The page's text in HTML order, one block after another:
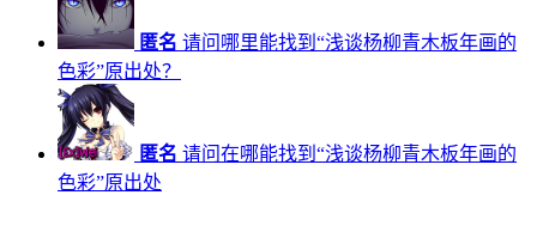
匿名 请问哪里能找到“浅谈杨柳青木板年画的
色彩”原出处？
匿名 请问在哪能找到“浅谈杨柳青木板年画的
色彩”原出处